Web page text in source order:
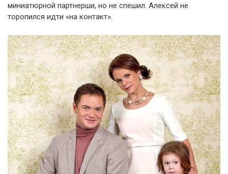
миниатюрной партнерши, но не спешил. Алексей не
торопился идти «на контакт».